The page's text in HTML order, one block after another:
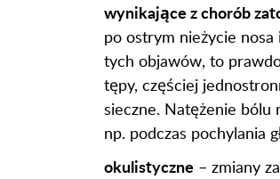
wynikające z chorób
po ostrym nieżycie
tych objawów, to
tępy, częściej
sieczne. Natężenie bólu
np. podczas pochylania
okulistyczne – zmiany